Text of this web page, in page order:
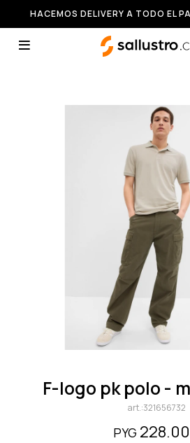
HACEMOS DELIVERY A TODO EL
RUNNING HASTA

f-logo pk polo -
321656732
PYG